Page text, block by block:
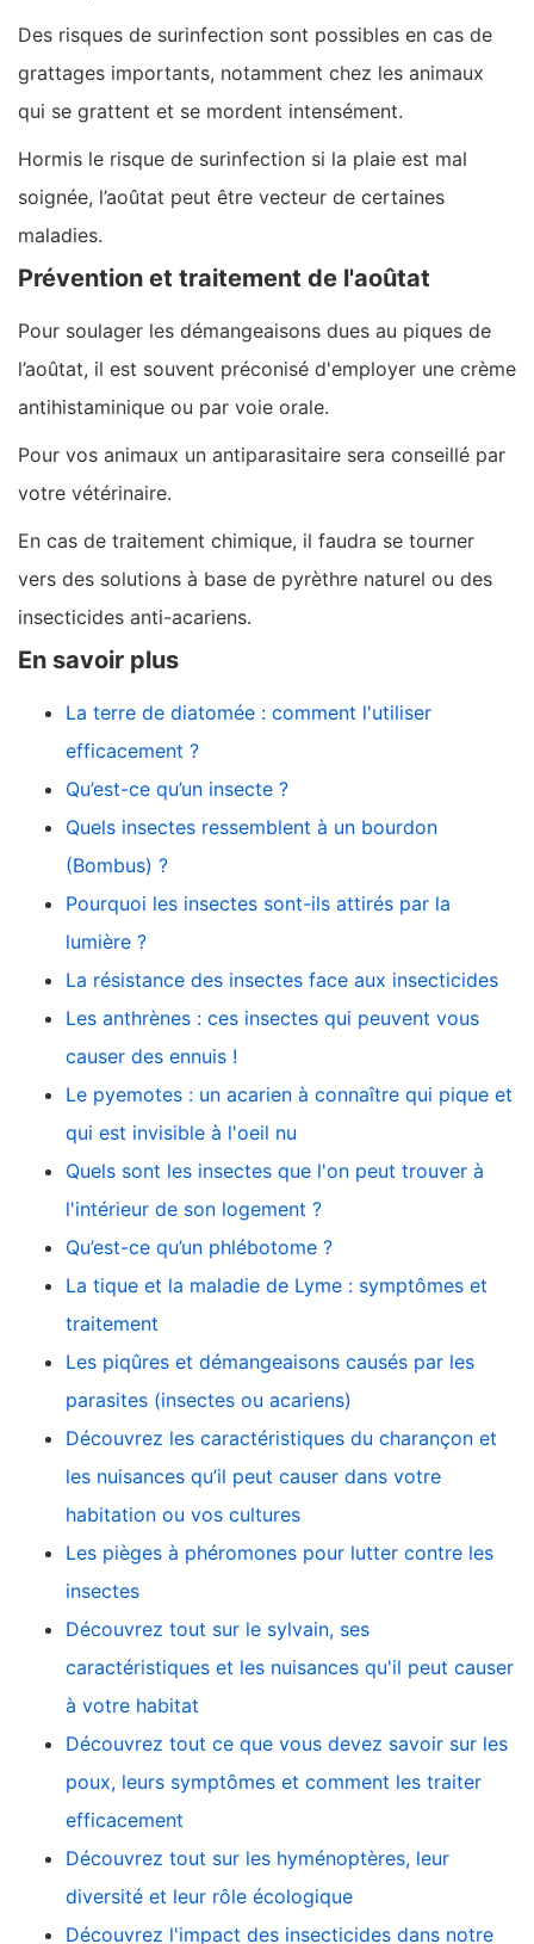
Des risques de surinfection sont possibles en cas de
grattages importants, notamment chez les animaux
qui se grattent et se mordent intensément.
Hormis le risque de surinfection si la plaie est mal
soignée, l’aoûtat peut être vecteur de certaines
maladies.
Prévention et traitement de l'aoûtat
Pour soulager les démangeaisons dues au piques de
l’aoûtat, il est souvent préconisé d'employer une crème
antihistaminique ou par voie orale.
Pour vos animaux un antiparasitaire sera conseillé par
votre vétérinaire.
En cas de traitement chimique, il faudra se tourner
vers des solutions à base de pyrèthre naturel ou des
insecticides anti-acariens.
En savoir plus
La terre de diatomée : comment l'utiliser
efficacement ?
Qu’est-ce qu’un insecte ?
Quels insectes ressemblent à un bourdon
(Bombus) ?
Pourquoi les insectes sont-ils attirés par la
lumière ?
La résistance des insectes face aux insecticides
Les anthrènes : ces insectes qui peuvent vous
causer des ennuis !
Le pyemotes : un acarien à connaître qui pique et
qui est invisible à l'oeil nu
Quels sont les insectes que l'on peut trouver à
l'intérieur de son logement ?
Qu’est-ce qu’un phlébotome ?
La tique et la maladie de Lyme : symptômes et
traitement
Les piqûres et démangeaisons causés par les
parasites (insectes ou acariens)
Découvrez les caractéristiques du charançon et
les nuisances qu’il peut causer dans votre
habitation ou vos cultures
Les pièges à phéromones pour lutter contre les
insectes
Découvrez tout sur le sylvain, ses
caractéristiques et les nuisances qu'il peut causer
à votre habitat
Découvrez tout ce que vous devez savoir sur les
poux, leurs symptômes et comment les traiter
efficacement
Découvrez tout sur les hyménoptères, leur
diversité et leur rôle écologique
Découvrez l'impact des insecticides dans notre